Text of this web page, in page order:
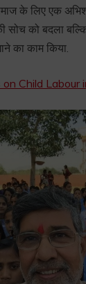
के लिए एक
सोच को बदला
का काम किया.
on Child Labour